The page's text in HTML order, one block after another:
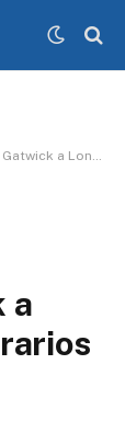
horarios y precios
a